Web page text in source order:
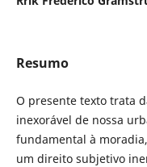
Resumo
O presente texto trata
inexorável de nossa
fundamental à
um direito subjetivo